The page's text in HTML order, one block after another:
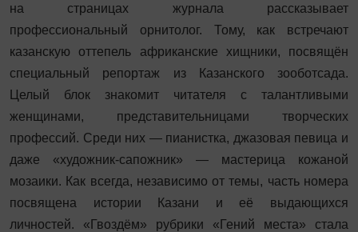
на страницах журнала рассказывает
профессиональный орнитолог. Тому, как встречают
казанскую оттепель африканские хищники, посвящён
специальный репортаж из Казанского зооботсада.
Целый блок знакомит читателя с талантливыми
женщинами, представительницами творческих
профессий. Среди них — пианистка, джазовая певица и
даже «художник-сапожник» — мастерица кожаной
мозаики. Как всегда, независимо от темы, часть номера
посвящена истории Казани и её выдающихся
личностей. «Гвоздём» рубрики «Гений места» стала